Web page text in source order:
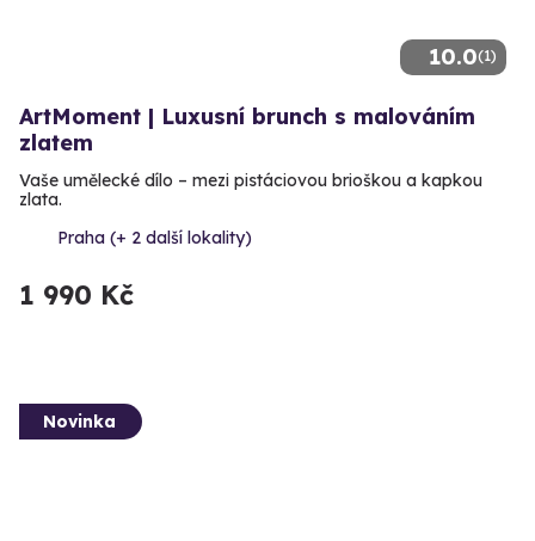
10.0(1)
ArtMoment | Luxusní brunch s malováním
zlatem
Vaše umělecké dílo – mezi pistáciovou brioškou a kapkou
zlata.
Praha (+ 2 další lokality)
1 990 Kč
Novinka